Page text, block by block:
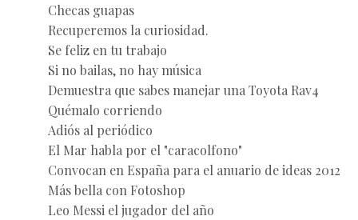
Checas guapas
Recuperemos la curiosidad.
Se feliz en tu trabajo
Si no bailas, no hay música
Demuestra que sabes manejar una Toyota Rav4
Quémalo corriendo
Adiós al periódico
El Mar habla por el "caracolfono"
Convocan en España para el anuario de ideas 2012
Más bella con Fotoshop
Leo Messi el jugador del año